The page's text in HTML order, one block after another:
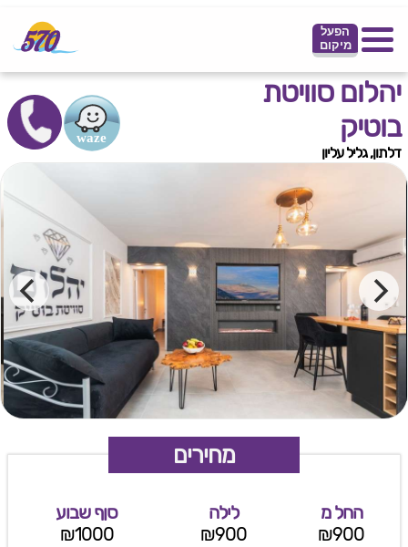
הפעל
מיקום
יהלום סוויטת
בוטיק
דלתון, גליל עליון
מחירים
החל מ
₪900
לילה
₪900
סןף שבוע
₪1000